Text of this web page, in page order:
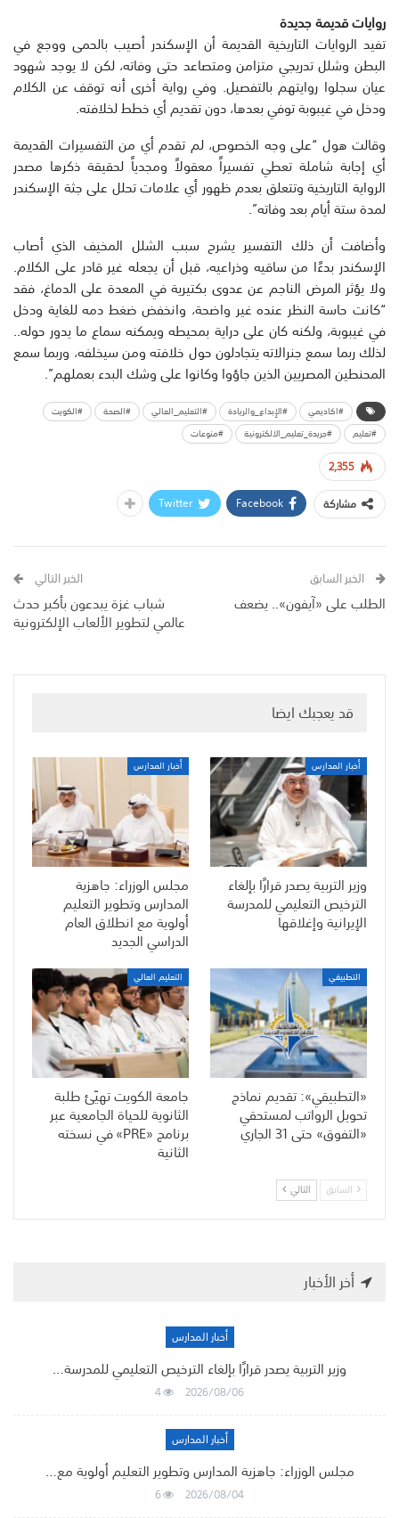
روايات قديمة جديدة
تفيد الروايات التاريخية القديمة أن الإسكندر أصيب بالحمى ووجع في
البطن وشلل تدريجي متزامن ومتصاعد حتى وفاته، لكن لا يوجد شهود
عيان سجلوا روايتهم بالتفصيل. وفي رواية أخرى أنه توقف عن الكلام
ودخل في غيبوبة توفي بعدها، دون تقديم أي خطط لخلافته.
وقالت هول “على وجه الخصوص، لم تقدم أي من التفسيرات القديمة
أي إجابة شاملة تعطي تفسيراً معقولاً ومجدياً لحقيقة ذكرها مصدر
الرواية التاريخية وتتعلق بعدم ظهور أي علامات تحلل على جثة الإسكندر
لمدة ستة أيام بعد وفاته”.
وأضافت أن ذلك التفسير يشرح سبب الشلل المخيف الذي أصاب
الإسكندر بدءًا من ساقيه وذراعيه، قبل أن يجعله غير قادر على الكلام.
ولا يؤثر المرض الناجم عن عدوى بكتيرية في المعدة على الدماغ، فقد
“كانت حاسة النظر عنده غير واضحة، وانخفض ضغط دمه للغاية ودخل
في غيبوبة، ولكنه كان على دراية بمحيطه ويمكنه سماع ما يدور حوله..
لذلك ربما سمع جنرالاته يتجادلون حول خلافته ومن سيخلفه، وربما سمع
المحنطين المصريين الذين جاؤوا وكانوا على وشك البدء بعملهم”.
#اكاديمي #الإبداع_والريادة #التعليم_العالي #الصحة
#الكويت
#تعليم
#جريدة_تعليم_الالكترونية #منوعات
2,355
مشاركة
Facebook
Twitter
الخبر السابق
الطلب على «آيفون».. يضعف
الخبر التالي
شباب غزة يبدعون بأكبر حدث
عالمي لتطوير الألعاب الإلكترونية
قد يعجبك ايضا
أخبار المدارس
وزير التربية يصدر قرارًا بإلغاء
الترخيص التعليمي للمدرسة
الإيرانية وإغلاقها
أخبار المدارس
مجلس الوزراء: جاهزية
المدارس وتطوير التعليم
أولوية مع انطلاق العام
الدراسي الجديد
التطبيقي
«التطبيقي»: تقديم نماذج
تحويل الرواتب لمستحقي
«التفوق» حتى 31 الجاري
التعليم العالي
جامعة الكويت تهيّئ طلبة
الثانوية للحياة الجامعية عبر
برنامج «PRE» في نسخته
الثانية
السابق التالي
أخر الأخبار
أخبار المدارس
وزير التربية يصدر قرارًا بإلغاء الترخيص التعليمي للمدرسة…
2026/08/06
4
أخبار المدارس
مجلس الوزراء: جاهزية المدارس وتطوير التعليم أولوية مع…
2026/08/04
6